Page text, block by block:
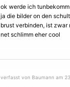
ok werde ich
ja die bilder on den
brust verbinden, ist zwar
net schlimm eher cool
verfasst von Baumann am